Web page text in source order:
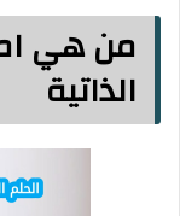
من هي
الذاتية